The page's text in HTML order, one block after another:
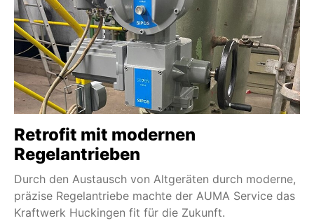
Retrofit mit modernen
Regelantrieben
Durch den Austausch von Altgeräten durch moderne,
präzise Regelantriebe machte der AUMA Service das
Kraftwerk Huckingen fit für die Zukunft.